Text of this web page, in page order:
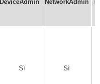
DeviceAdmin NetworkAdmin
Sì Sì